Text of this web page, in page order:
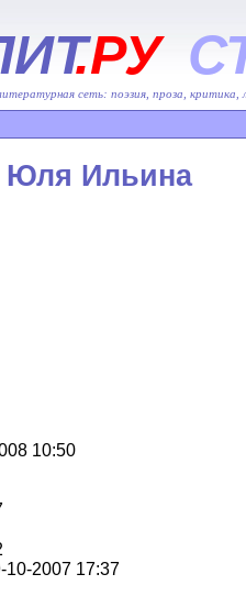
.РУ
сеть: поэзия, проза, критика,
Юля Ильина
10:50
10-2007 17:37